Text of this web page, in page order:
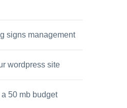
signs management
wordpress site
50 mb budget